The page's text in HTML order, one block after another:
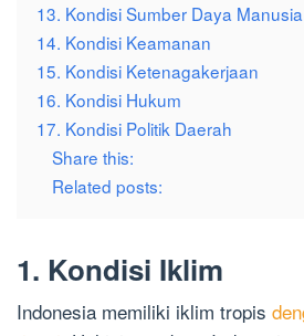
13. Kondisi Sumber Daya Manusia
14. Kondisi Keamanan
15. Kondisi Ketenagakerjaan
16. Kondisi Hukum
17. Kondisi Politik Daerah
Share this:
Related posts:
1. Kondisi Iklim
Indonesia memiliki iklim tropis